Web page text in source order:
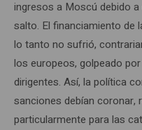
ingresos a Moscú debido
salto. El financiamiento de
lo tanto no sufrió,
los europeos, golpeado
dirigentes. Así, la política
sanciones debían coronar,
particularmente para las